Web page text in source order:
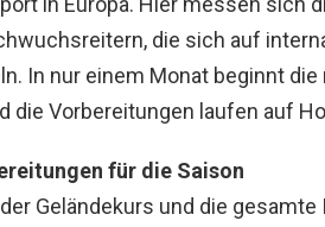
die sich auf
In nur einem Monat beginnt die
die Vorbereitungen laufen auf
für die Saison
Geländekurs und die